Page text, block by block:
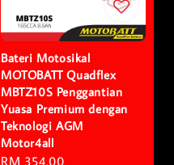
Bateri Motosikal
MOTOBATT Quadflex
MBTZ10S Penggantian
Yuasa Premium dengan
Teknologi AGM
Motor4all
Regular
RM 354.00